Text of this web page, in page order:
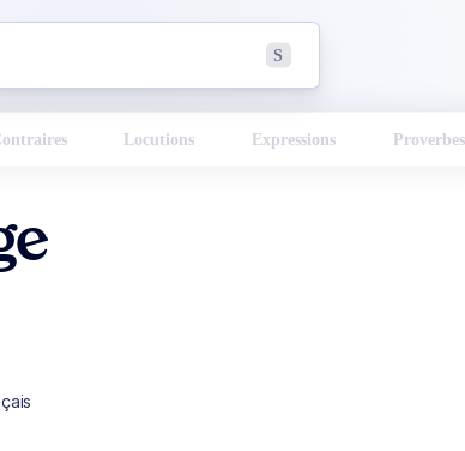
S
Locutions Expressions Proverbes